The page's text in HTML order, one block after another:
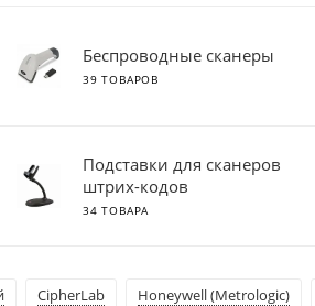
Беспроводные сканеры
39 ТОВАРОВ
Подставки для сканеров
штрих-кодов
34 ТОВАРА
CipherLab Honeywell (Metrologic)